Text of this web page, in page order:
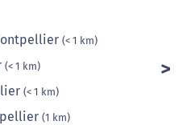
(< 1 km)
(< 1 km)
(< 1 km)
(1 km)